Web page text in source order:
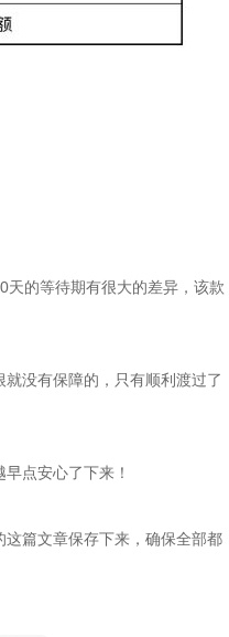
的等待期有很大的差异，该款
没有保障的，只有顺利渡过了
点安心了下来！
篇文章保存下来，确保全部都